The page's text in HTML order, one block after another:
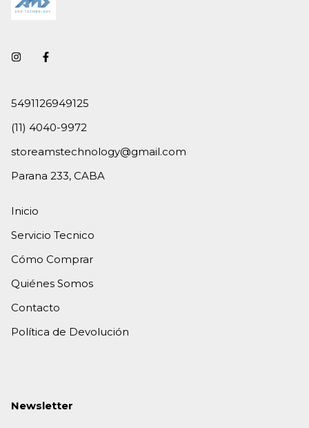
5491126949125
(11) 4040-9972
storeamstechnology@gmail.com
Parana 233, CABA
Inicio
Servicio Tecnico
Cómo Comprar
Quiénes Somos
Contacto
Política de Devolución
Newsletter